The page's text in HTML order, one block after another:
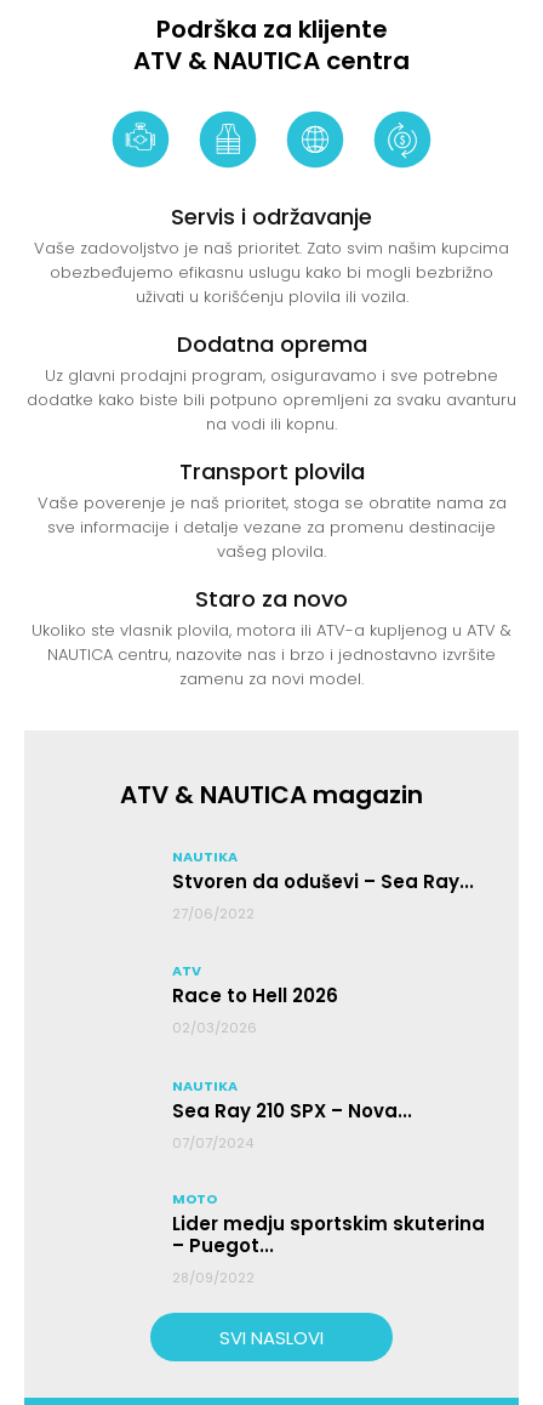
Podrška za klijente
ATV & NAUTICA centra
Servis i održavanje
Vaše zadovoljstvo je naš prioritet. Zato svim našim kupcima
obezbeđujemo efikasnu uslugu kako bi mogli bezbrižno
uživati u korišćenju plovila ili vozila.
Dodatna oprema
Uz glavni prodajni program, osiguravamo i sve potrebne
dodatke kako biste bili potpuno opremljeni za svaku avanturu
na vodi ili kopnu.
Transport plovila
Vaše poverenje je naš prioritet, stoga se obratite nama za
sve informacije i detalje vezane za promenu destinacije
vašeg plovila.
Staro za novo
Ukoliko ste vlasnik plovila, motora ili ATV-a kupljenog u ATV &
NAUTICA centru, nazovite nas i brzo i jednostavno izvršite
zamenu za novi model.
ATV & NAUTICA magazin
NAUTIKA
Stvoren da oduševi – Sea Ray...
27/06/2022
ATV
Race to Hell 2026
02/03/2026
NAUTIKA
Sea Ray 210 SPX – Nova...
07/07/2024
MOTO
Lider medju sportskim skuterina
– Puegot...
28/09/2022
SVI NASLOVI